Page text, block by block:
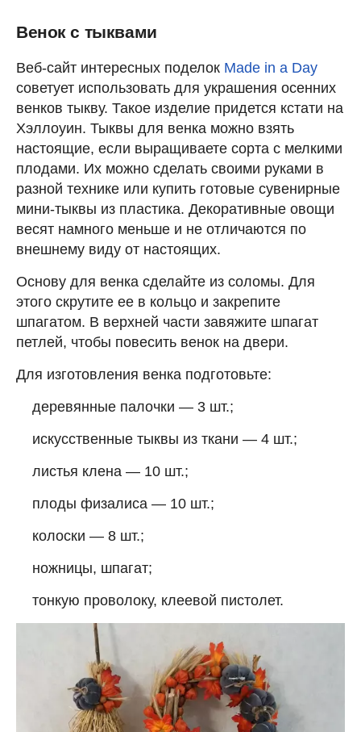
Венок с тыквами
Веб-сайт интересных поделок Made in a Day
советует использовать для украшения осенних
венков тыкву. Такое изделие придется кстати на
Хэллоуин. Тыквы для венка можно взять
настоящие, если выращиваете сорта с мелкими
плодами. Их можно сделать своими руками в
разной технике или купить готовые сувенирные
мини-тыквы из пластика. Декоративные овощи
весят намного меньше и не отличаются по
внешнему виду от настоящих.
Основу для венка сделайте из соломы. Для
этого скрутите ее в кольцо и закрепите
шпагатом. В верхней части завяжите шпагат
петлей, чтобы повесить венок на двери.
Для изготовления венка подготовьте:
деревянные палочки — 3 шт.;
искусственные тыквы из ткани — 4 шт.;
листья клена — 10 шт.;
плоды физалиса — 10 шт.;
колоски — 8 шт.;
ножницы, шпагат;
тонкую проволоку, клеевой пистолет.